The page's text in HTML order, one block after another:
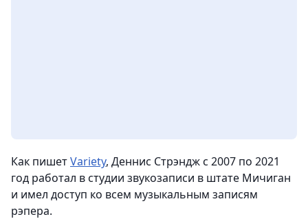
Как пишетVariety, Деннис Стрэндж с 2007 по 2021
год работал в студии звукозаписи в штате Мичиган
и имел доступ ко всем музыкальным записям
рэпера.